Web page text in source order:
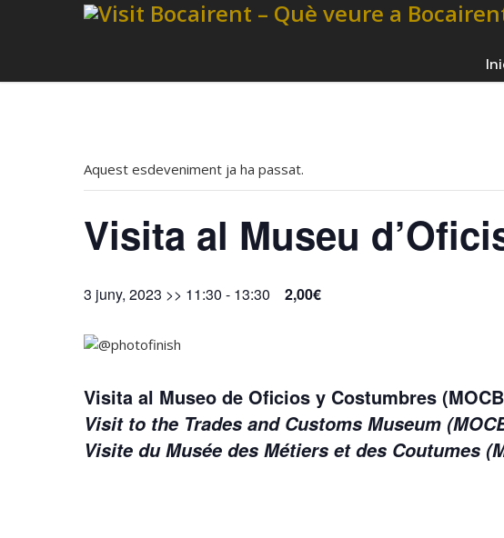
Aquest esdeveniment ja ha passat.
Visita al Museu
3 juny, 2023 >> 11:30 - 13:30 2,00€
Visita al Museo de Oficios y Costumbres
Visit to the Trades and Customs Museum
Visite du Musée des Métiers et des Coutumes